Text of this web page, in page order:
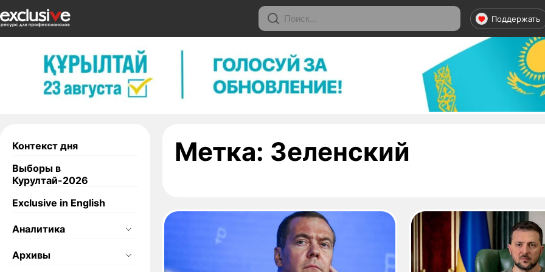
Поддержать
Контекст дня
Выборы в
Курултай-2026
Exclusive in English
Аналитика
Архивы
Метка: Зеленский